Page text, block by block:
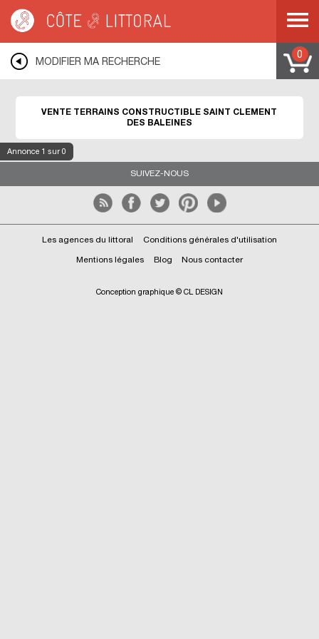
constructibles > POITOU CHARENTES > ÃLE DE RE>
SAINT CLEMENT DES BALEINES
MODIFIER MA RECHERCHE
0
Annonce 1 sur 0
VENTE TERRAINS CONSTRUCTIBLE SAINT CLEMENT
DES BALEINES
SUIVEZ-NOUS
Les agences du littoral Conditions générales d'utilisation
Mentions légales Blog Nous contacter
Conception graphique © CL DESIGN